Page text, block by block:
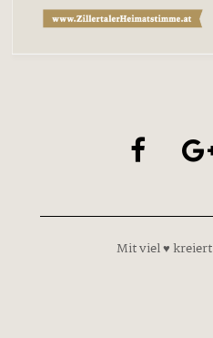
Mit viel ♥